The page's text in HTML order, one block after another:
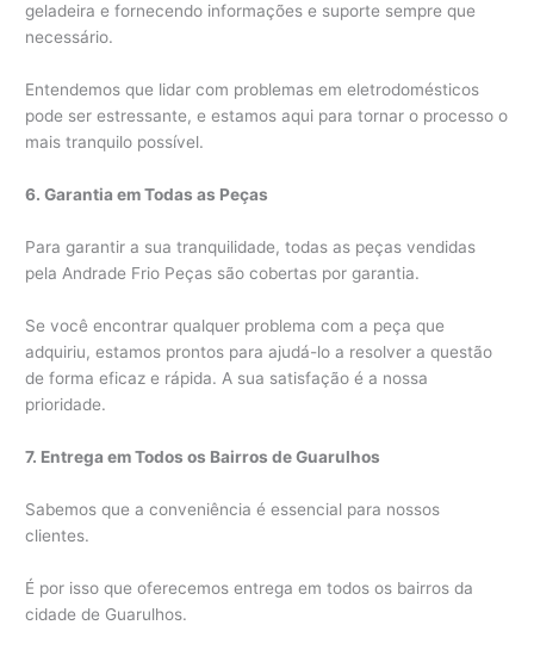
geladeira e fornecendo informações e suporte sempre que
necessário.
Entendemos que lidar com problemas em eletrodomésticos
pode ser estressante, e estamos aqui para tornar o processo o
mais tranquilo possível.
6. Garantia em Todas as Peças
Para garantir a sua tranquilidade, todas as peças vendidas
pela Andrade Frio Peças são cobertas por garantia.
Se você encontrar qualquer problema com a peça que
adquiriu, estamos prontos para ajudá-lo a resolver a questão
de forma eficaz e rápida. A sua satisfação é a nossa
prioridade.
7. Entrega em Todos os Bairros de Guarulhos
Sabemos que a conveniência é essencial para nossos
clientes.
É por isso que oferecemos entrega em todos os bairros da
cidade de Guarulhos.